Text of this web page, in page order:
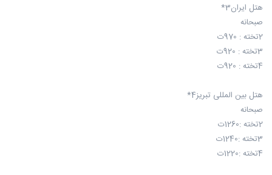
هتل ایران3*
صبحانه
2تخته : 970ت
3تخته : 920ت
4تخته : 920ت
هتل بین المللی تبریز4*
صبحانه
2تخته :1260ت
3تخته :1240ت
4تخته :1220ت